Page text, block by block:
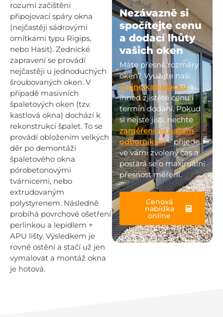
rozumí začištění
připojovací spáry okna
(nejčastěji sádrovými
omítkami typu Rigips,
nebo Hasit). Zednické
zapravení se provádí
nejčastěji u jednoduchých
šroubovaných oken. V
případě masivních
špaletových oken (tzv.
kastlová okna) dochází k
rekonstrukci špalet. To se
provádí obložením velkých
děr po demontáži
špaletového okna
pórobetonovými
tvárnicemi, nebo
extrudovaným
polystyrenem. Následně
probíhá povrchové ošetření
perlinkou a lepidlem +
APU lišty. Výsledkem je
rovné ostění a stačí už jen
vymalovat a montáž okna
je hotová.
Nezávazně si
spočítejte cenu
a dodací lhůty
vašich oken
Máte přesné rozměry
oken? Využijte naši
online kalkulačkua
ihned zjistěte cenu i
termín dodání. Pokud
si nejste jistí, nechte
zaměření na našem
odborníkovi– přijede
ve vámi zvolený čas a
postará se o maximální
přesnost měření.
Cenová
nabídka
online